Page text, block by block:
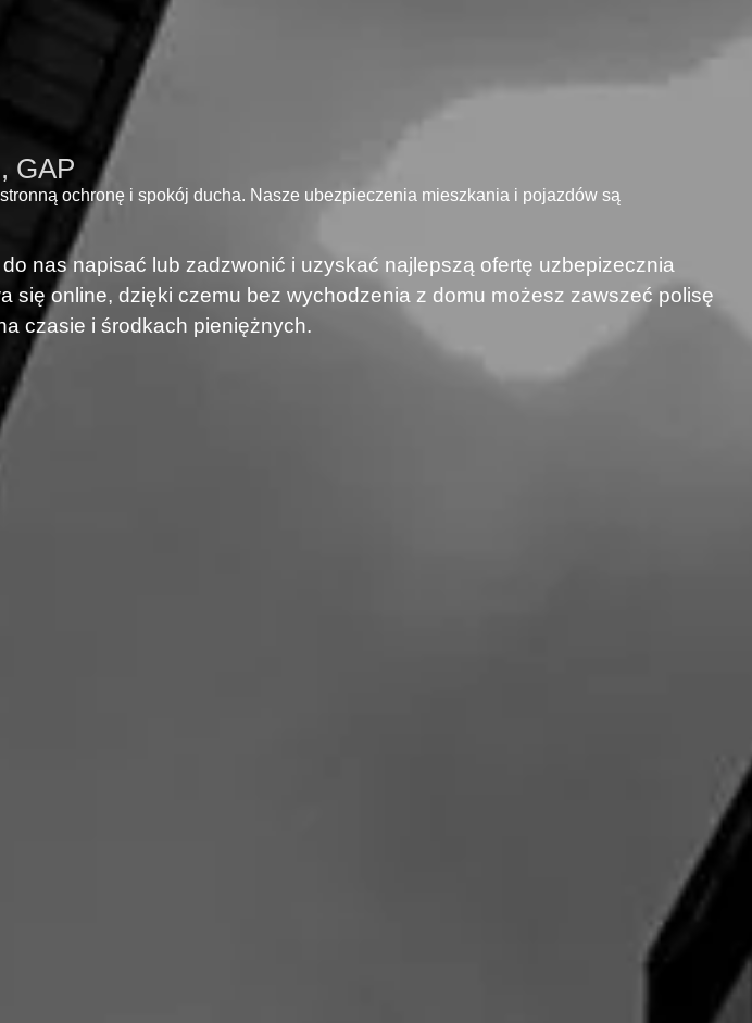
GAP
ochronę i spokój ducha. Nasze ubezpieczenia mieszkania i pojazdów są
nas napisać lub zadzwonić i uzyskać najlepszą ofertę uzbepizecznia
się online, dzięki czemu bez wychodzenia z domu możesz zawszeć polisę
czasie i środkach pieniężnych.